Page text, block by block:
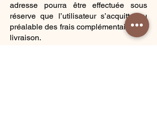
adresse pourra être effectuée sous
réserve que l’utilisateur s’acquitte au
préalable des frais complémentaires de
livraison.